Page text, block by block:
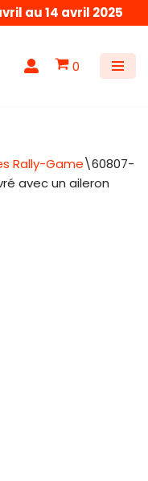
au 14 avril 2025
0
Rally-Game\60807-
avec un aileron